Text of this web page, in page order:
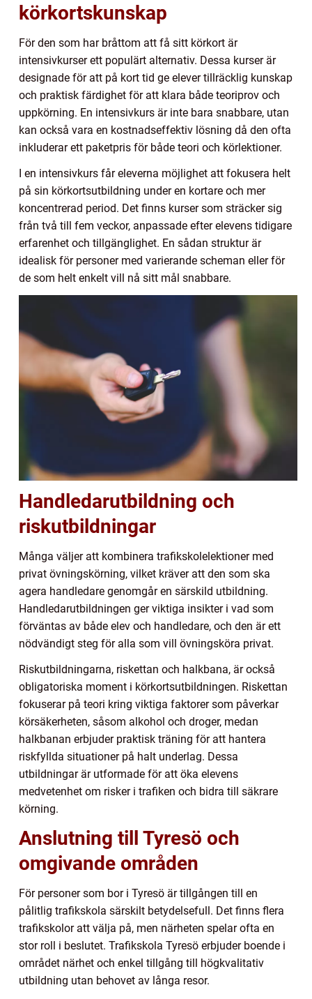
körkortskunskap
För den som har bråttom att få sitt körkort är
intensivkurser ett populärt alternativ. Dessa kurser är
designade för att på kort tid ge elever tillräcklig kunskap
och praktisk färdighet för att klara både teoriprov och
uppkörning. En intensivkurs är inte bara snabbare, utan
kan också vara en kostnadseffektiv lösning då den ofta
inkluderar ett paketpris för både teori och körlektioner.
I en intensivkurs får eleverna möjlighet att fokusera helt
på sin körkortsutbildning under en kortare och mer
koncentrerad period. Det finns kurser som sträcker sig
från två till fem veckor, anpassade efter elevens tidigare
erfarenhet och tillgänglighet. En sådan struktur är
idealisk för personer med varierande scheman eller för
de som helt enkelt vill nå sitt mål snabbare.
Handledarutbildning och
riskutbildningar
Många väljer att kombinera trafikskolelektioner med
privat övningskörning, vilket kräver att den som ska
agera handledare genomgår en särskild utbildning.
Handledarutbildningen ger viktiga insikter i vad som
förväntas av både elev och handledare, och den är ett
nödvändigt steg för alla som vill övningsköra privat.
Riskutbildningarna, riskettan och halkbana, är också
obligatoriska moment i körkortsutbildningen. Riskettan
fokuserar på teori kring viktiga faktorer som påverkar
körsäkerheten, såsom alkohol och droger, medan
halkbanan erbjuder praktisk träning för att hantera
riskfyllda situationer på halt underlag. Dessa
utbildningar är utformade för att öka elevens
medvetenhet om risker i trafiken och bidra till säkrare
körning.
Anslutning till Tyresö och
omgivande områden
För personer som bor i Tyresö är tillgången till en
pålitlig trafikskola särskilt betydelsefull. Det finns flera
trafikskolor att välja på, men närheten spelar ofta en
stor roll i beslutet. Trafikskola Tyresö erbjuder boende i
området närhet och enkel tillgång till högkvalitativ
utbildning utan behovet av långa resor.